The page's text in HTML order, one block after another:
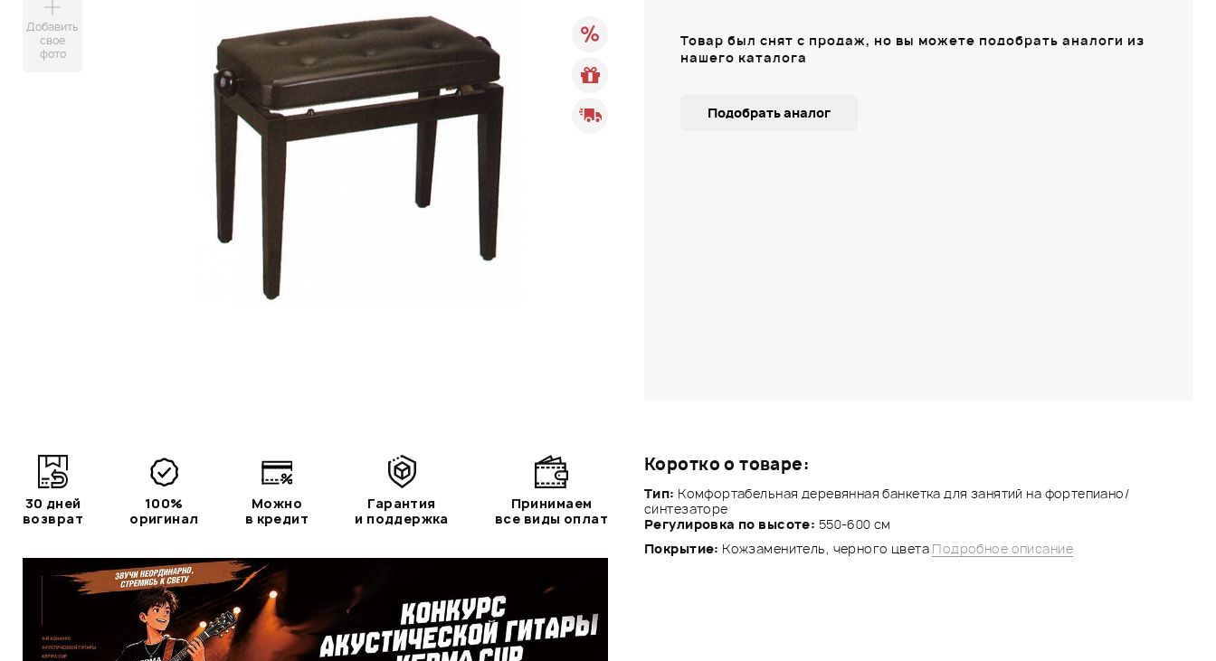
Добавить
свое
фото
Коротко о товаре:
Тип: Комфортабельная деревянная банкетка для занятий на фортепиано/
синтезаторе
Регулировка по высоте: 550-600 см
Покрытие: Кожзаменитель, черного цвета Подробное описание
Товар был снят с продаж, но вы можете подобрать аналоги из
нашего каталога
Подобрать аналог
30 дней
возврат
100%
оригинал
Можно
в кредит
Гарантия
и поддержка
Принимаем
все виды оплат